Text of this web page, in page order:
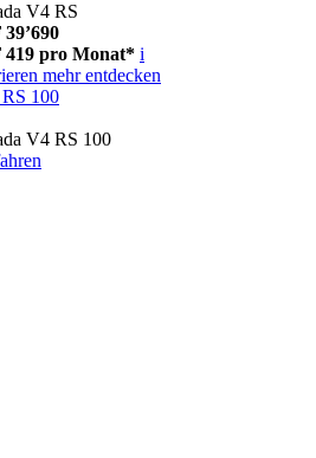
V4 RS
419 pro Monat* i
mehr entdecken
100
V4 RS 100